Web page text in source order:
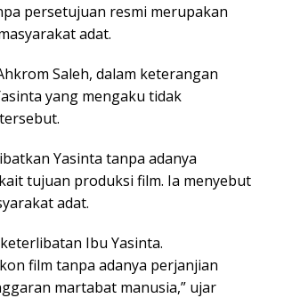
persetujuan resmi merupakan
adat.
Saleh, dalam keterangan
yang mengaku tidak
Yasinta tanpa adanya
tujuan produksi film. Ia menyebut
adat.
Ibu Yasinta.
film tanpa adanya perjanjian
martabat manusia,” ujar